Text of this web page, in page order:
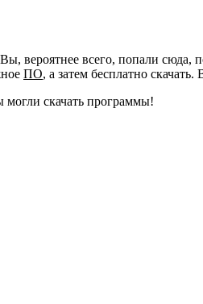
вероятнее всего, попали сюда,
ПО, а затем бесплатно скачать.
скачать программы!